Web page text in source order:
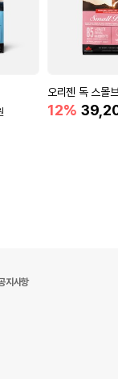
오리젠 독 스몰
12%
지사항